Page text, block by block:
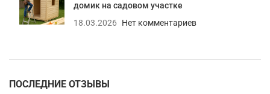
домик на садовом участке
18.03.2026
Нет комментариев
ПОСЛЕДНИЕ ОТЗЫВЫ